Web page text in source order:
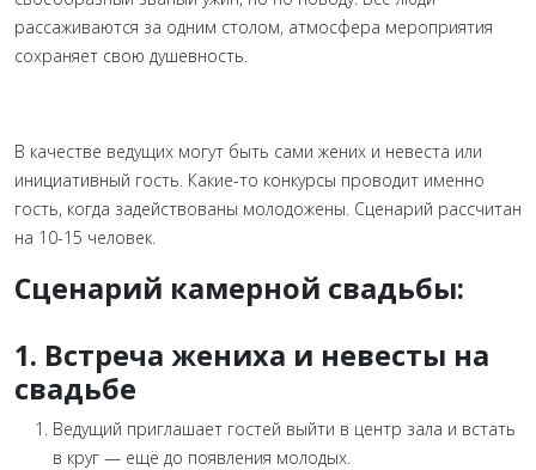
рассаживаются за одним столом, атмосфера мероприятия
сохраняет свою душевность.
В качестве ведущих могут быть сами жених и невеста или
инициативный гость. Какие-то конкурсы проводит именно
гость, когда задействованы молодожены. Сценарий рассчитан
на 10-15 человек.
Сценарий камерной свадьбы:
1. Встреча жениха и невесты на
свадьбе
Ведущий приглашает гостей выйти в центр зала и встать
в круг — ещё до появления молодых.